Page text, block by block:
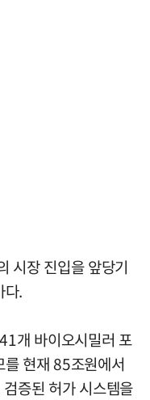
시장 진입을 앞당기
다.
개 바이오시밀러 포
현재 85조원에서
증된 허가 시스템을